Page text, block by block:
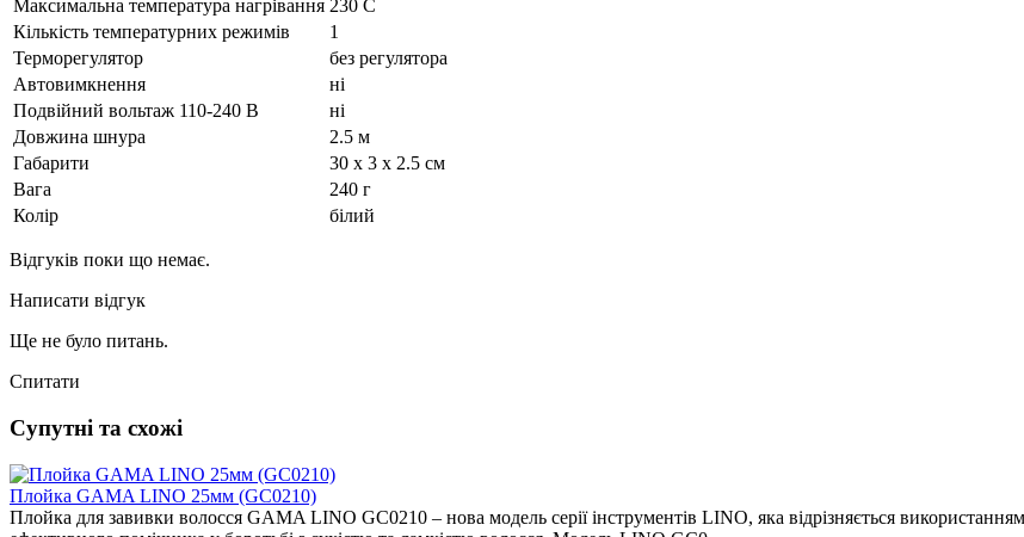
Максимальна температура нагрівання 230 C
Кількість температурних режимів
1
Терморегулятор
без регулятора
Автовимкнення
ні
Подвійний вольтаж 110-240 В
ні
Довжина шнура
2.5 м
Габарити
30 x 3 x 2.5 см
Вага
240 г
Колір
білий
Відгуків поки що немає.
Написати відгук
Ще не було питань.
Спитати
Супутні та схожі
Плойка GAMA LINO 25мм (GC0210)
Плойка для завивки волосся GAMA LINO GC0210 – нова модель серії інструментів LINO, яка відрізняється